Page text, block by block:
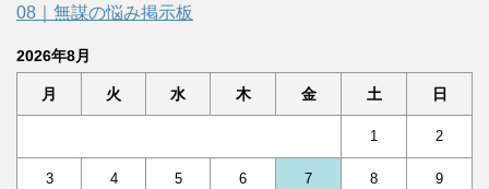
08｜無謀の悩み掲示板
2026年8月
月 火 水 木 金 土 日
1 2
3 4 5 6 7 8 9